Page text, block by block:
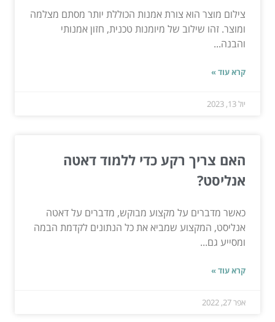
צילום מוצר הוא צורת אמנות הכוללת יותר מסתם מצלמה
ומוצר. זהו שילוב של מיומנות טכנית, חזון אמנותי
והבנה...
קרא עוד »
יול 13, 2023
האם צריך רקע כדי ללמוד דאטה
אנליסט?
כאשר מדברים על מקצוע מבוקש, מדברים על דאטה
אנליסט, המקצוע שמביא את כל הנתונים לקדמת הבמה
ומסייע גם...
קרא עוד »
אפר 27, 2022